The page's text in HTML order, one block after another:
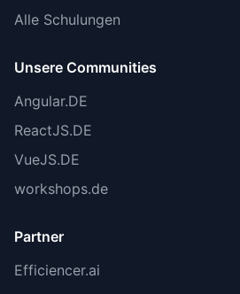
Alle Schulungen
Unsere Communities
Angular.DE
ReactJS.DE
VueJS.DE
workshops.de
Partner
Efficiencer.ai